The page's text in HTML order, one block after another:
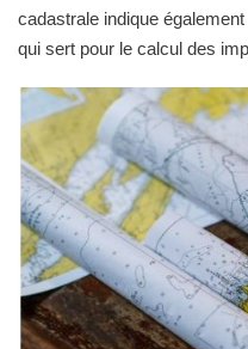
cadastrale indique
qui sert pour le calcul des